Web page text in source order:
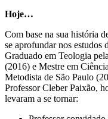
Hoje…
Com base na sua história
se aprofundar nos estudos
Graduado em Teologia
(2016) e Mestre em
Metodista de São Paulo
Professor Cleber Paixão,
levaram a se tornar: